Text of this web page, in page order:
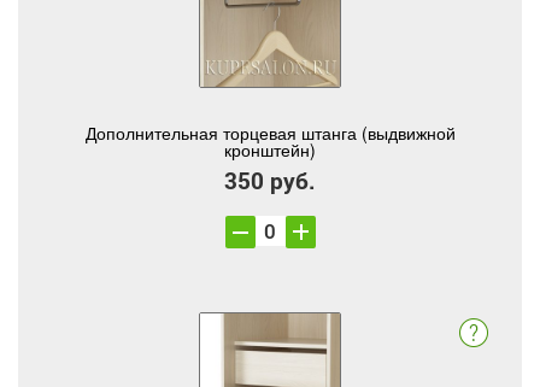
Дополнительная торцевая штанга (выдвижной
кронштейн)
350 руб.